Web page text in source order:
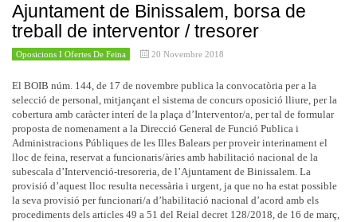
Ajuntament de Binissalem, borsa de
treball de interventor / tresorer
Oposicions I Ofertes De Feina 20 Novembre 2018
El BOIB núm. 144, de 17 de novembre publica la convocatòria per a la
selecció de personal, mitjançant el sistema de concurs oposició lliure, per la
cobertura amb caràcter interí de la plaça d’Interventor/a, per tal de formular
proposta de nomenament a la Direcció General de Funció Publica i
Administracions Públiques de les Illes Balears per proveir interinament el
lloc de feina, reservat a funcionaris/àries amb habilitació nacional de la
subescala d’Intervenció-tresoreria, de l’Ajuntament de Binissalem. La
provisió d’aquest lloc resulta necessària i urgent, ja que no ha estat possible
la seva provisió per funcionari/a d’habilitació nacional d’acord amb els
procediments dels articles 49 a 51 del Reial decret 128/2018, de 16 de març,